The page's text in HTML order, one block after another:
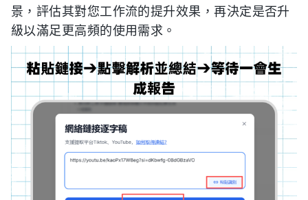
景，評估其對您工作流的提升效果，再決定是否升
級以滿足更高頻的使用需求。